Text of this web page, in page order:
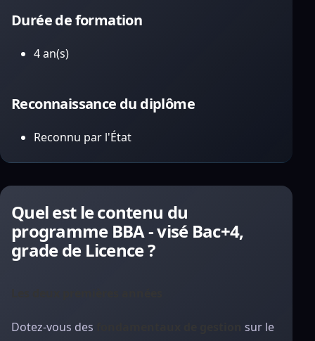
Durée de formation
4 an(s)
Reconnaissance du diplôme
Reconnu par l'État
Quel est le contenu du
programme BBA - visé Bac+4,
grade de Licence ?
Dotez-vous des sur le